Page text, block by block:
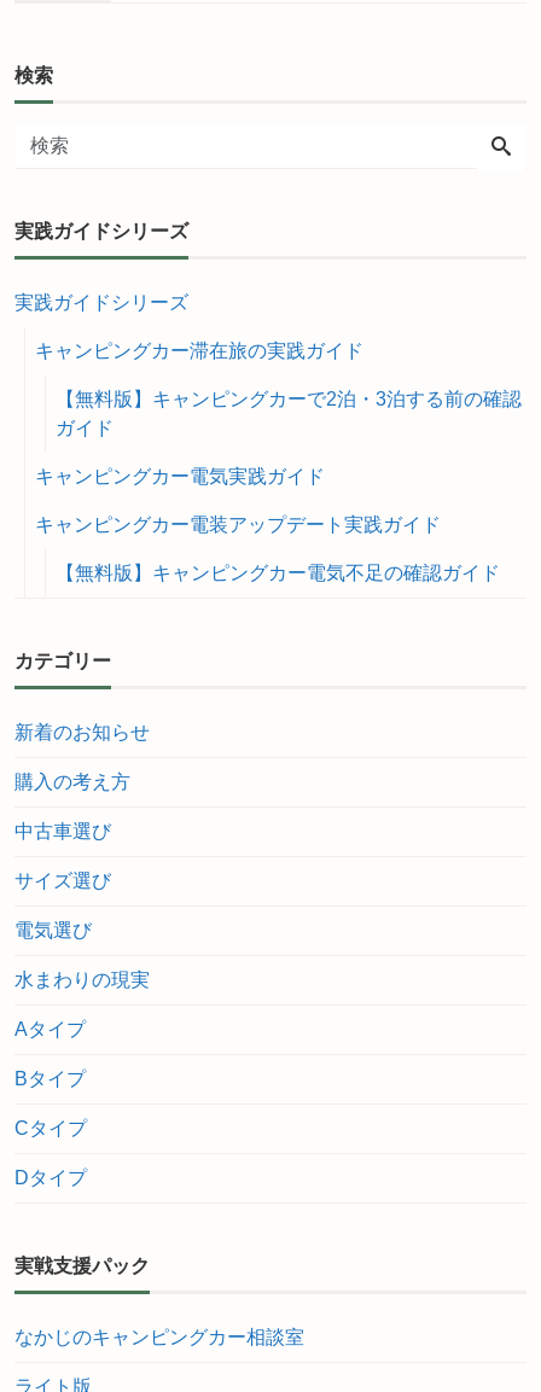
検索
実践ガイドシリーズ
実践ガイドシリーズ
キャンピングカー滞在旅の実践ガイド
【無料版】キャンピングカーで2泊・3泊する前の確認
ガイド
キャンピングカー電気実践ガイド
キャンピングカー電装アップデート実践ガイド
【無料版】キャンピングカー電気不足の確認ガイド
カテゴリー
新着のお知らせ
購入の考え方
中古車選び
サイズ選び
電気選び
水まわりの現実
Aタイプ
Bタイプ
Cタイプ
Dタイプ
実戦支援パック
なかじのキャンピングカー相談室
ライト版